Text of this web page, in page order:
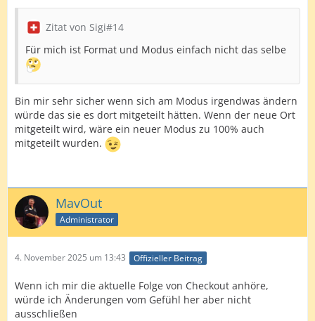
Zitat von Sigi#14
Für mich ist Format und Modus einfach nicht das selbe
Bin mir sehr sicher wenn sich am Modus irgendwas ändern
würde das sie es dort mitgeteilt hätten. Wenn der neue Ort
mitgeteilt wird, wäre ein neuer Modus zu 100% auch
mitgeteilt wurden.
MavOut
Administrator
4. November 2025 um 13:43 Offizieller Beitrag
Wenn ich mir die aktuelle Folge von Checkout anhöre,
würde ich Änderungen vom Gefühl her aber nicht
ausschließen